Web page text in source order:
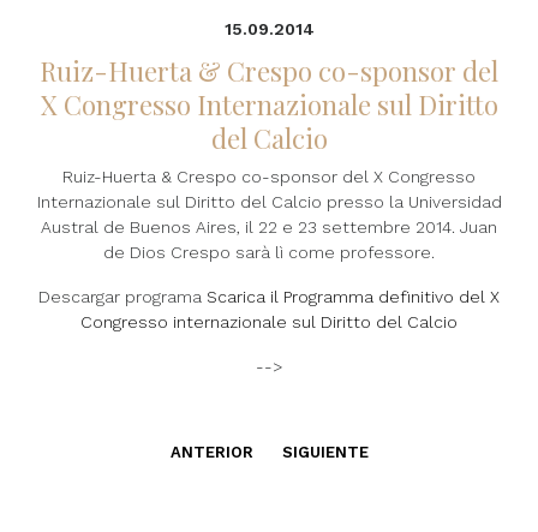
15.09.2014
Ruiz-Huerta & Crespo co-sponsor del
X Congresso Internazionale sul Diritto
del Calcio
Ruiz-Huerta & Crespo co-sponsor del X Congresso
Internazionale sul Diritto del Calcio presso la Universidad
Austral de Buenos Aires, il 22 e 23 settembre 2014. Juan
de Dios Crespo sarà lì come professore.
Descargar programa Scarica il Programma definitivo del X
Congresso internazionale sul Diritto del Calcio
-->
ANTERIOR SIGUIENTE